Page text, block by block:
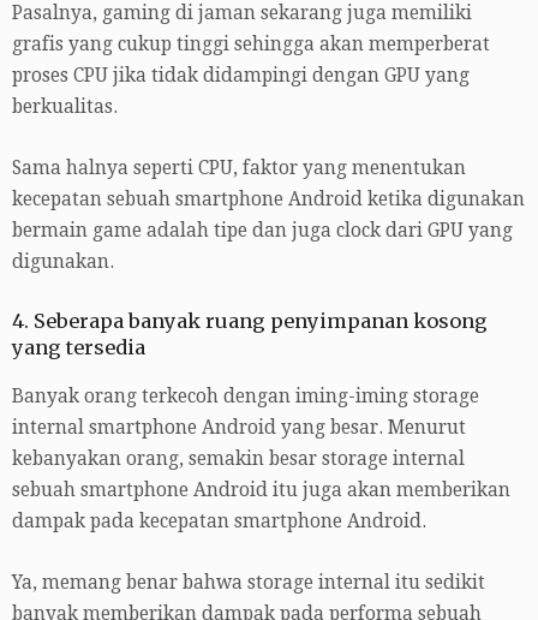
Pasalnya, gaming di jaman sekarang juga memiliki
grafis yang cukup tinggi sehingga akan memperberat
proses CPU jika tidak didampingi dengan GPU yang
berkualitas.
Sama halnya seperti CPU, faktor yang menentukan
kecepatan sebuah smartphone Android ketika digunakan
bermain game adalah tipe dan juga clock dari GPU yang
digunakan.
4. Seberapa banyak ruang penyimpanan kosong
yang tersedia
Banyak orang terkecoh dengan iming-iming storage
internal smartphone Android yang besar. Menurut
kebanyakan orang, semakin besar storage internal
sebuah smartphone Android itu juga akan memberikan
dampak pada kecepatan smartphone Android.
Ya, memang benar bahwa storage internal itu sedikit
banyak memberikan dampak pada performa sebuah